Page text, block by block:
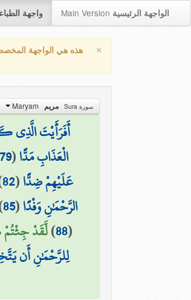
واجهة Main Version الواجهة الرئيسية
× هذه هي الواجهة
سورة Sura مريم
أَفَرَأَيْتَ الَّذِي
الْعَذَابِ مَدًّا(
79
عَلَيْهِمْ ضِدًّا(
82
الرَّحْمَٰنِ وَفْدًا(
85
(
88
)لَّقَدْ جِئْتُمْ
لِلرَّحْمَٰنِ أَن